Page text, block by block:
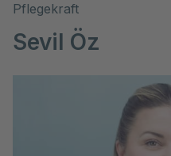
Pflegekraft
Sevil Öz